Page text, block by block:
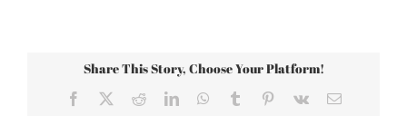
Share This Story, Choose Your Platform!
Facebook RedditLinkedInWhatsApp
Tumblr Pinterest
Vk Email